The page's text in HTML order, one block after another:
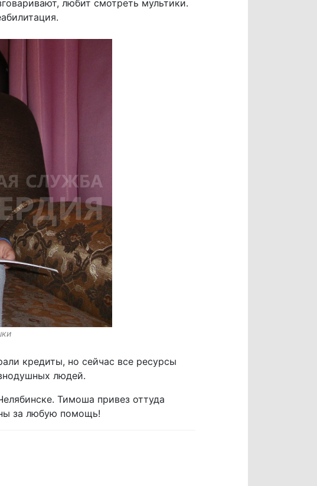
любит смотреть мультики.
кредиты, но сейчас все ресурсы
людей.
Тимоша привез оттуда
за любую помощь!